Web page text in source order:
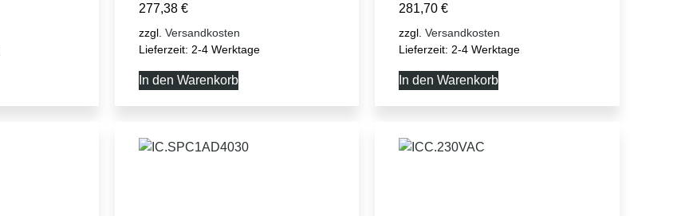
277,38 €
zzgl. Versandkosten
Lieferzeit: 2-4 Werktage
In den Warenkorb
281,70€
zzgl.Versandkosten
Lieferzeit: 2-4 Werktage
In den Warenkorb